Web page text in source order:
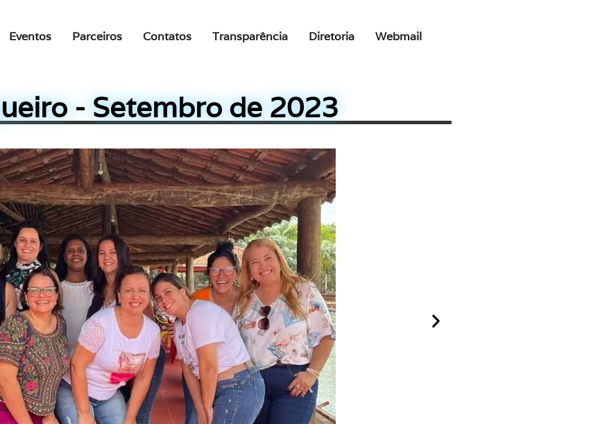
Eventos Parceiros Contatos Transparência Diretoria Webmail
- Setembro de 2023